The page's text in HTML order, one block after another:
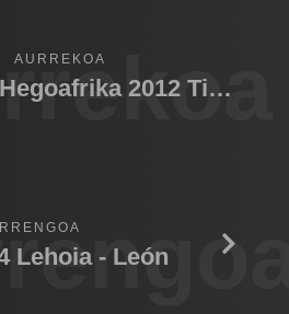
AURREKOA
Sudáfrica-Hegoafrika 2012 Tiburón 01
Lehoia - León